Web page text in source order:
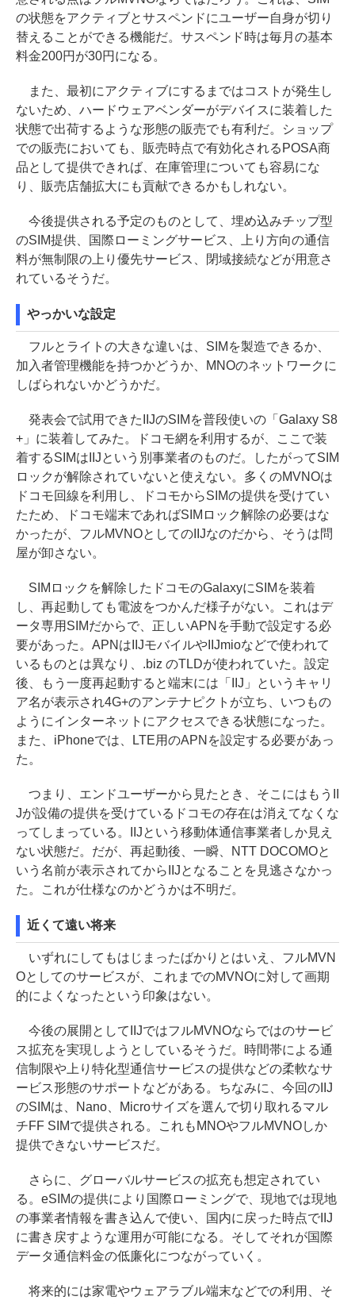
の状態をアクティブとサスペンドにユーザー自身が切り
替えることができる機能だ。サスペンド時は毎月の基本
料金200円が30円になる。
また、最初にアクティブにするまではコストが発生し
ないため、ハードウェアベンダーがデバイスに装着した
状態で出荷するような形態の販売でも有利だ。ショップ
での販売においても、販売時点で有効化されるPOSA商
品として提供できれば、在庫管理についても容易にな
り、販売店舗拡大にも貢献できるかもしれない。
今後提供される予定のものとして、埋め込みチップ型
のSIM提供、国際ローミングサービス、上り方向の通信
料が無制限の上り優先サービス、閉域接続などが用意さ
れているそうだ。
やっかいな設定
フルとライトの大きな違いは、SIMを製造できるか、
加入者管理機能を持つかどうか、MNOのネットワークに
しばられないかどうかだ。
発表会で試用できたIIJのSIMを普段使いの「Galaxy S8
+」に装着してみた。ドコモ網を利用するが、ここで装
着するSIMはIIJという別事業者のものだ。したがってSIM
ロックが解除されていないと使えない。多くのMVNOは
ドコモ回線を利用し、ドコモからSIMの提供を受けてい
たため、ドコモ端末であればSIMロック解除の必要はな
かったが、フルMVNOとしてのIIJなのだから、そうは問
屋が卸さない。
SIMロックを解除したドコモのGalaxyにSIMを装着
し、再起動しても電波をつかんだ様子がない。これはデ
ータ専用SIMだからで、正しいAPNを手動で設定する必
要があった。APNはIIJモバイルやIIJmioなどで使われて
いるものとは異なり、.biz のTLDが使われていた。設定
後、もう一度再起動すると端末には「IIJ」というキャリ
ア名が表示され4G+のアンテナピクトが立ち、いつもの
ようにインターネットにアクセスできる状態になった。
また、iPhoneでは、LTE用のAPNを設定する必要があっ
た。
つまり、エンドユーザーから見たとき、そこにはもうII
Jが設備の提供を受けているドコモの存在は消えてなくな
ってしまっている。IIJという移動体通信事業者しか見え
ない状態だ。だが、再起動後、一瞬、NTT DOCOMOと
いう名前が表示されてからIIJとなることを見逃さなかっ
た。これが仕様なのかどうかは不明だ。
近くて遠い将来
いずれにしてもはじまったばかりとはいえ、フルMVN
Oとしてのサービスが、これまでのMVNOに対して画期
的によくなったという印象はない。
今後の展開としてIIJではフルMVNOならではのサービ
ス拡充を実現しようとしているそうだ。時間帯による通
信制限や上り特化型通信サービスの提供などの柔軟なサ
ービス形態のサポートなどがある。ちなみに、今回のIIJ
のSIMは、Nano、Microサイズを選んで切り取れるマル
チFF SIMで提供される。これもMNOやフルMVNOしか
提供できないサービスだ。
さらに、グローバルサービスの拡充も想定されてい
る。eSIMの提供により国際ローミングで、現地では現地
の事業者情報を書き込んで使い、国内に戻った時点でIIJ
に書き戻すような運用が可能になる。そしてそれが国際
データ通信料金の低廉化につながっていく。
将来的には家電やウェアラブル端末などでの利用、そ